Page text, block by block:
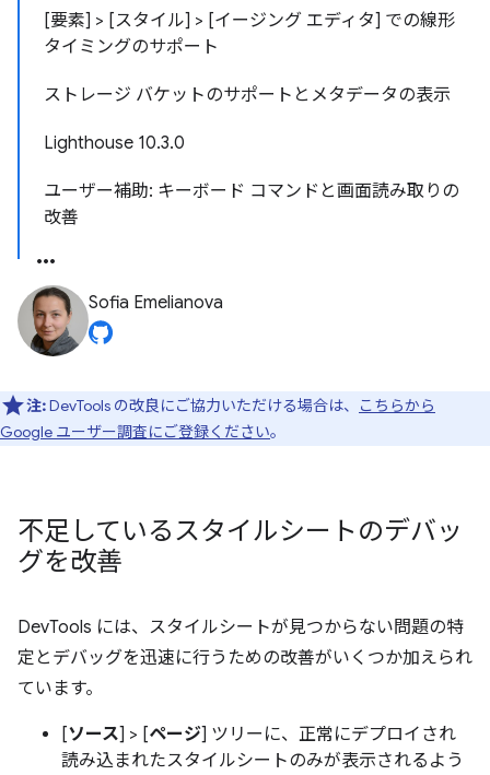
[要素] > [スタイル] > [イージング エディタ] での線形
タイミングのサポート
ストレージ バケットのサポートとメタデータの表示
Lighthouse 10.3.0
ユーザー補助: キーボード コマンドと画面読み取りの
改善
Sofia Emelianova
注:DevTools の改良にご協力いただける場合は、
こちらから
Google ユーザー調査にご登録ください。
不足しているスタイルシートのデバッ
グを改善
DevTools には、スタイルシートが見つからない問題の特
定とデバッグを迅速に行うための改善がいくつか加えられ
ています。
[ソース] > [ページ] ツリーに、正常にデプロイされ
読み込まれたスタイルシートのみが表示されるよう